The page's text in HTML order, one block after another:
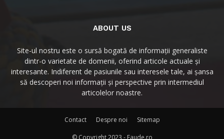
ABOUT US
Site-ul nostru este o sursă bogată de informații generaliste
dintr-o varietate de domenii, oferind articole actuale și
interesante. Indiferent de pasiunile sau interesele tale, ai șansa
să descoperi noi informații și perspective prin intermediul
articolelor noastre.
Contact Despre noi Sitemap
© Copyright 2023 - Faude.ro